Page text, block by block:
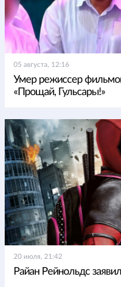
05 августа, 12:16
Умер режиссер
«Прощай, Гульсары!»
20 июля, 21:42
Райан Рейнольдс